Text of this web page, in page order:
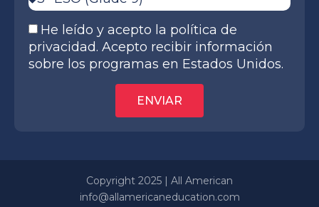
He leído y acepto la política de
privacidad. Acepto recibir información
sobre los programas en Estados Unidos.
ENVIAR
Copyright 2025 | All American
info@allamericaneducation.com